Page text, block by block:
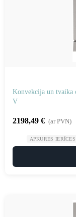
Konvekcija un tvaika
V
2198,49 € (ar PVN)
APKURES IERĪCES